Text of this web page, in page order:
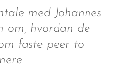
med Johannes
om, hvordan de
faste peer to